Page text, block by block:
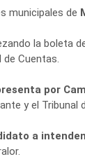
municipales de
la boleta
de Cuentas.
por
y el Tribunal
a